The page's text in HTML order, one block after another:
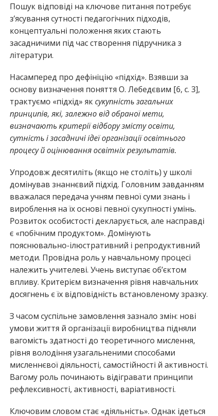
Пошук відповіді на ключове питання потребує
з’ясування сутності педагогічних підходів,
концептуальні положення яких стають
засадничими під час створення підручника з
літератури.
Насамперед про дефініцію «підхід». Взявши за
основу визначення поняття О. Лебедєвим [6, с. 3],
трактуємо «підхід» яксукупність загальних
принципів, які, залежно від обраної мети,
визначають критерії відбору змісту освіти,
сутність і засадничі ідеї організації освітнього
процесу й оцінювання освітніх результатів.
Упродовж десятиліть (якщо не століть) у школі
домінував знаннєвий підхід. Головним завданням
вважалася передача учням певної суми знань і
вироблення на їх основі певної сукупності умінь.
Розвиток особистості декларується, але насправді
є «побічним продуктом». Домінують
пояснювально-ілюстративний і репродуктивний
методи. Провідна роль у навчальному процесі
належить учителеві. Учень виступає об’єктом
впливу. Критерієм визначення рівня навчальних
досягнень є їх відповідність встановленому зразку.
З часом суспільне замовлення зазнало змін: нові
умови життя й організації виробництва підняли
вагомість здатності до теоретичного мислення,
рівня володіння узагальненими способами
мисленнєвої діяльності, самостійності й активності.
Вагому роль починають відігравати принципи
рефлексивності, активності, варіативності.
Ключовим словом стає «діяльність». Однак ідеться